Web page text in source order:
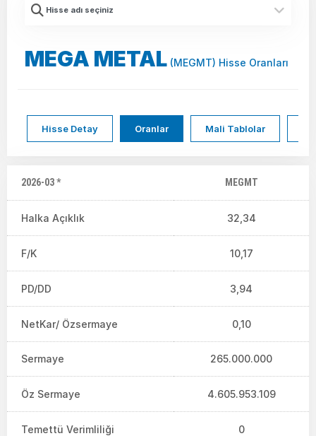
MEGA METAL (MEGMT) Hisse Oranları
Hisse Detay Oranlar Mali Tablolar
2026-03 * MEGMT
Halka Açıklık 32,34
F/K 10,17
PD/DD 3,94
NetKar/ Özsermaye 0,10
Sermaye 265.000.000
Öz Sermaye 4.605.953.109
Temettü Verimliliği 0